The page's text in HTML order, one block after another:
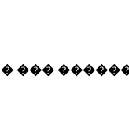
� ���